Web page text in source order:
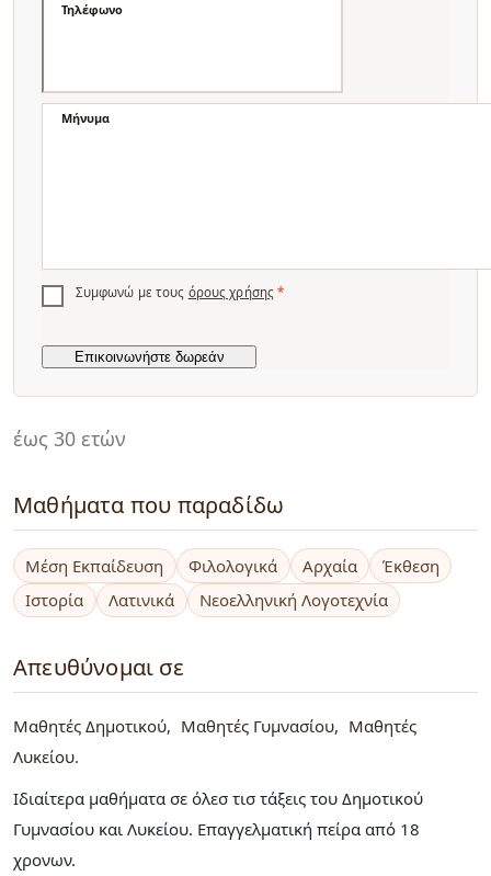
έως 30 ετών
Μαθήματα που παραδίδω
Μέση Εκπαίδευση Φιλολογικά Αρχαία
Έκθεση
Ιστορία
Λατινικά Νεοελληνική Λογοτεχνία
Απευθύνομαι σε
Μαθητές Δημοτικού Μαθητές Γυμνασίου
Μαθητές
Λυκείου
Ιδιαίτερα μαθήματα σε όλεσ τισ τάξεις του Δημοτικού
Γυμνασίου και Λυκείου. Επαγγελματική πείρα από 18
χρονων.
Τηλέφωνο
Μήνυμα
Συμφωνώ με τους όρους χρήσης *